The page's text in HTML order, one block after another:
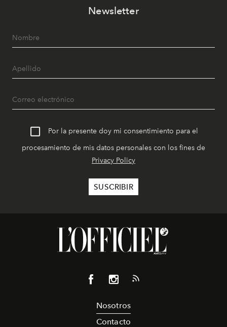
Newsletter
Por la presente doy mi consentimiento para el
procesamiento de mis datos personales con los fines de
Privacy Policy
Nosotros
Contacto